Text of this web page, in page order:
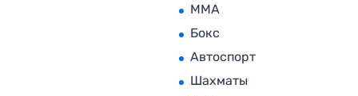
MMA
Бокс
Автоспорт
Шахматы